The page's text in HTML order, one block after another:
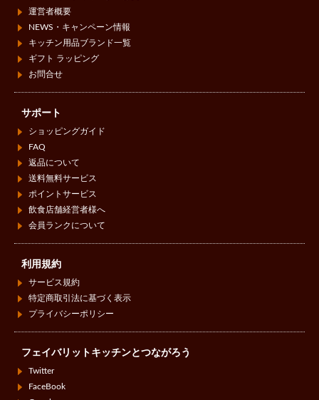
運営者概要
NEWS・キャンペーン情報
キッチン用品ブランド一覧
ギフト ラッピング
お問合せ
サポート
ショッピングガイド
FAQ
返品について
送料無料サービス
ポイントサービス
飲食店舗経営者様へ
会員ランクについて
利用規約
サービス規約
特定商取引法に基づく表示
プライバシーポリシー
フェイバリットキッチンとつながろう
Twitter
FaceBook